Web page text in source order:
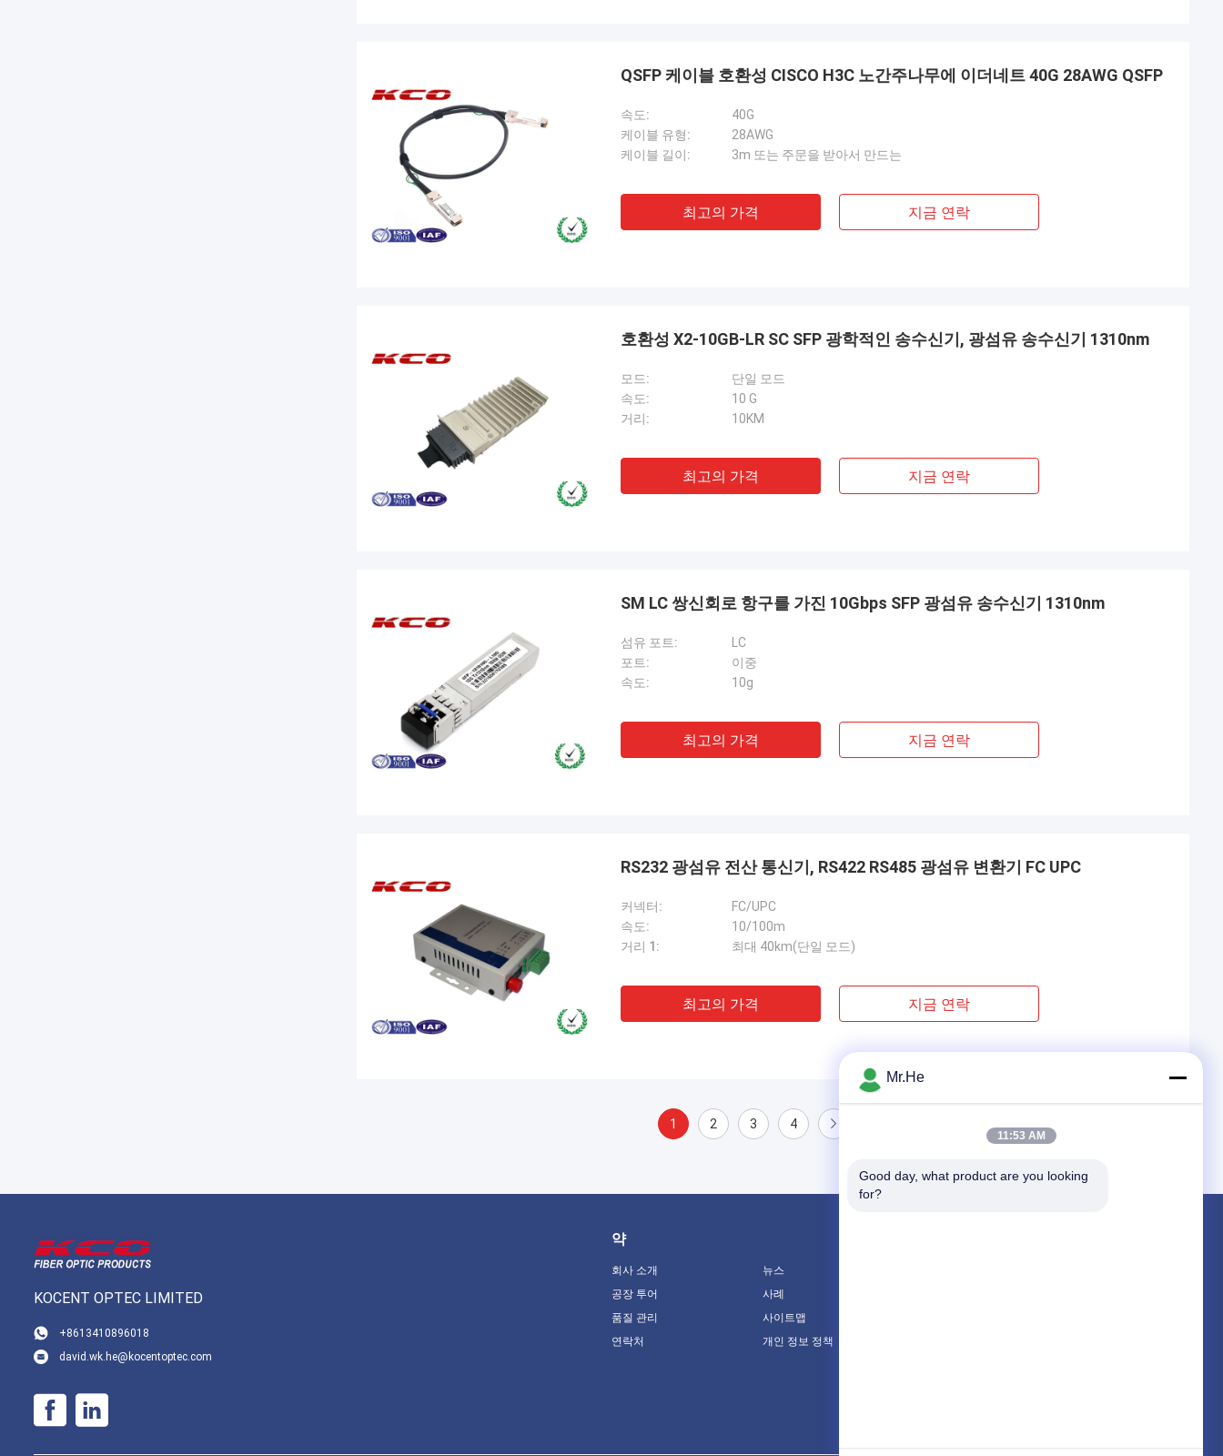
QSFP 케이블 호환성 CISCO H3C 노간주나무에 이더네트 40G 28AWG QSFP
속도:
40G
케이블 유형:
28AWG
케이블 길이:
3m 또는 주문을 받아서 만드는
최고의 가격 지금 연락
호환성 X2-10GB-LR SC SFP 광학적인 송수신기, 광섬유 송수신기 1310nm
모드:
단일 모드
속도:
10 G
거리:
10KM
최고의 가격 지금 연락
SM LC 쌍신회로 항구를 가진 10Gbps SFP 광섬유 송수신기 1310nm
섬유 포트:
LC
포트:
이중
속도:
10g
최고의 가격 지금 연락
RS232 광섬유 전산 통신기, RS422 RS485 광섬유 변환기 FC UPC
커넥터:
FC/UPC
속도:
10/100m
거리 1:
최대 40km(단일 모드)
최고의 가격 지금 연락
1 2 3 4
KOCENT OPTEC LIMITED
+8613410896018
david.wk.he@kocentoptec.com
약
회사 소개
공장 투어
품질 관리
연락처
뉴스
사례
사이트맵
개인 정보 정책
Mr.He
11:53 AM
Good day, what product are you looking
for?